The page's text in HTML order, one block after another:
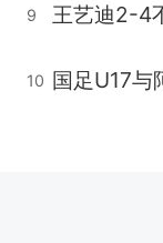
9 王艺迪2-4
10